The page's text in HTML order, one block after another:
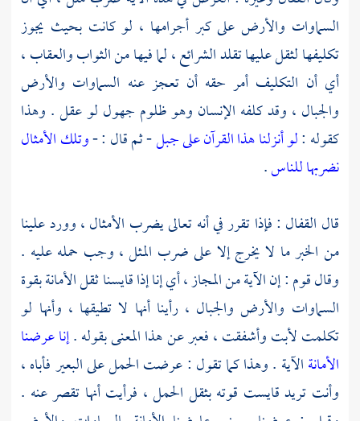
السماوات والأرض على كبر أجرامها ، لو كانت بحيث يجوز
تكليفها لثقل عليها تقلد الشرائع ، لما فيها من الثواب والعقاب ،
أي أن التكليف أمر حقه أن تعجز عنه السماوات والأرض
والجبال ، وقد كلفه الإنسان وهو ظلوم جهول لو عقل . وهذا
كقوله :لو أنزلنا هذا القرآن على جبل- ثم قال : -وتلك الأمثال
نضربها للناس.
قال القفال : فإذا تقرر في أنه تعالى يضرب الأمثال ، وورد علينا
من الخبر ما لا يخرج إلا على ضرب المثل ، وجب حمله عليه .
وقال قوم : إن الآية من المجاز ، أي إنا إذا قايسنا ثقل الأمانة بقوة
السماوات والأرض والجبال ، رأينا أنها لا تطيقها ، وأنها لو
تكلمت لأبت وأشفقت ، فعبر عن هذا المعنى بقوله .إنا عرضنا
الأمانةالآية . وهذا كما تقول : عرضت الحمل على البعير فأباه ،
وأنت تريد قايست قوته بثقل الحمل ، فرأيت أنها تقصر عنه .